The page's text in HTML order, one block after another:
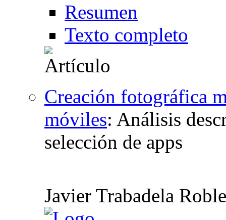
Resumen
Texto completo
Creación fotográfica
móviles: Análisis
selección de apps
Javier Trabadela